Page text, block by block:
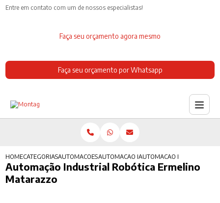
Entre em contato com um de nossos especialistas!
Faça seu orçamento agora mesmo
Faça seu orçamento por Whatsapp
HOMECATEGORIASAUTOMACOES INDUSTRIAISAUTOMACAO INDUSTRIAL DE PROCESSO
AUTOMACAO INDUSTRIAL
Automação Industrial Robótica Ermelino
Matarazzo